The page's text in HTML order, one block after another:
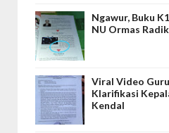
Ngawur, Buku
NU Ormas
Viral Video
Klarifikasi
Kendal